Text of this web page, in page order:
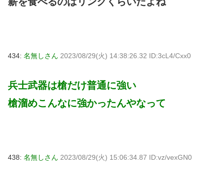
434: 名無しさん 2023/08/29(火) 14:38:26.32 ID:3cL4/Cxx0
兵士武器は槍だけ普通に強い
槍溜めこんなに強かったんやなって
438: 名無しさん 2023/08/29(火) 15:06:34.87 ID:vz/vexGN0